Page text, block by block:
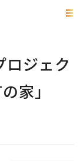
ロジェク
の家」